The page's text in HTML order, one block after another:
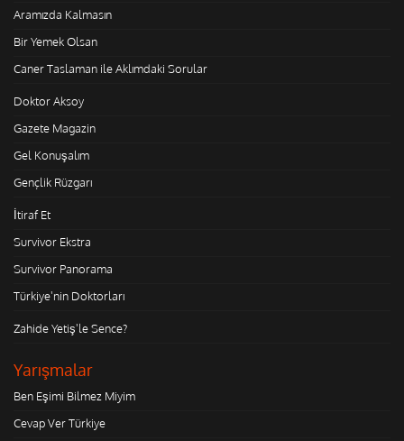
Aramızda Kalmasın
Bir Yemek Olsan
Caner Taslaman ile Aklımdaki Sorular
Doktor Aksoy
Gazete Magazin
Gel Konuşalım
Gençlik Rüzgarı
İtiraf Et
Survivor Ekstra
Survivor Panorama
Türkiye'nin Doktorları
Zahide Yetiş'le Sence?
Yarışmalar
Ben Eşimi Bilmez Miyim
Cevap Ver Türkiye